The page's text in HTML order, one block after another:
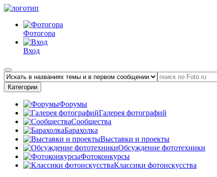
Фотогора
Вход
Категории
Форумы
Галерея фотографий
Сообщества
Барахолка
Выставки и проекты
Обсуждение фототехники
Фотоконкурсы
Классики фотоискусства